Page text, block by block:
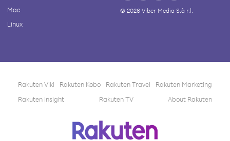
Mac
Linux
© 2026Viber Media S.à r.l.
Rakuten Viki Rakuten Kobo Rakuten Travel
Rakuten Marketing
Rakuten Insight
Rakuten TV About Rakuten